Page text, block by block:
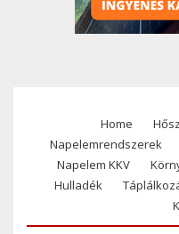
Footer
menu
Home
Napelemrendszerek
Napelem KKV
Hulladék